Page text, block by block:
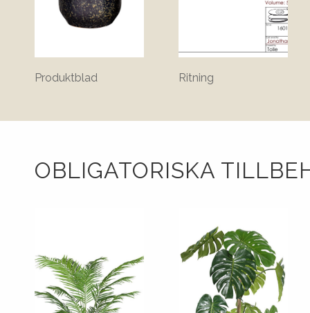
Produktblad Ritning
OBLIGATORISKA